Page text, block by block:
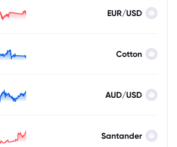
EUR/USD
Cotton
AUD/USD
Santander